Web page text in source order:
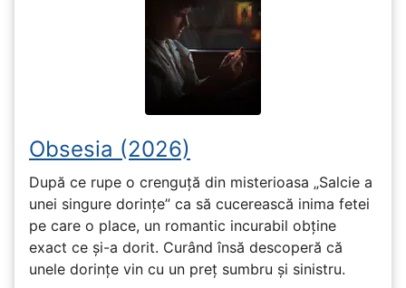
Obsesia (2026)
După ce rupe o crenguță din misterioasa „Salcie a
unei singure dorințe” ca să cucerească inima fetei
pe care o place, un romantic incurabil obține
exact ce și-a dorit. Curând însă descoperă că
unele dorințe vin cu un preț sumbru și sinistru.